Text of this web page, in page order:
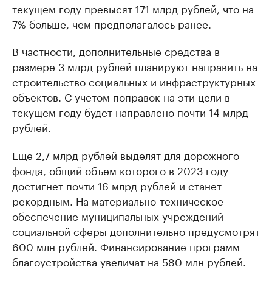
текущем году превысят 171 млрд рублей, что на
7% больше, чем предполагалось ранее.
В частности, дополнительные средства в
размере 3 млрд рублей планируют направить на
строительство социальных и инфраструктурных
объектов. С учетом поправок на эти цели в
текущем году будет направлено почти 14 млрд
рублей.
Еще 2,7 млрд рублей выделят для дорожного
фонда, общий объем которого в 2023 году
достигнет почти 16 млрд рублей и станет
рекордным. На материально-техническое
обеспечение муниципальных учреждений
социальной сферы дополнительно предусмотрят
600 млн рублей. Финансирование программ
благоустройства увеличат на 580 млн рублей.